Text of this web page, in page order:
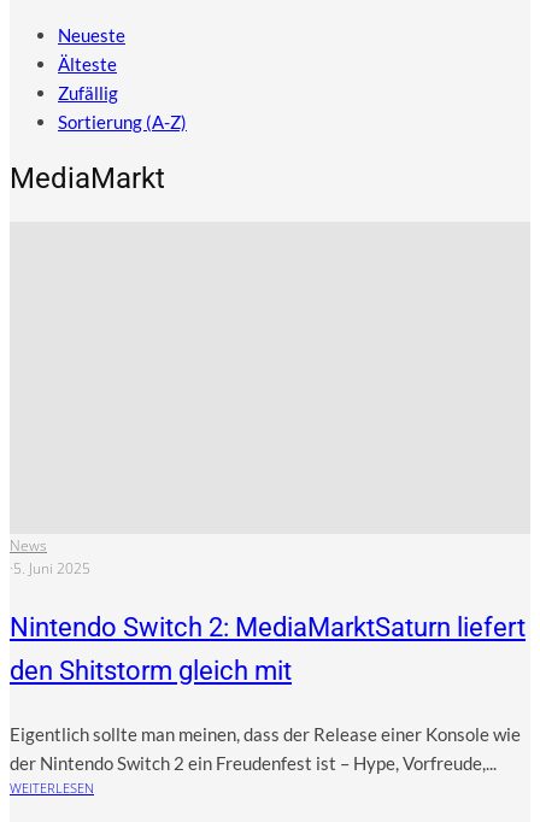
Neueste
Älteste
Zufällig
Sortierung (A-Z)
MediaMarkt
News
·5. Juni 2025
Nintendo Switch 2: MediaMarktSaturn liefert
den Shitstorm gleich mit
Eigent­lich soll­te man mei­nen, dass der Release einer Kon­so­le wie
der Nin­ten­do Switch 2 ein Freu­den­fest ist – Hype, Vor­freu­de,...
WEITERLESEN